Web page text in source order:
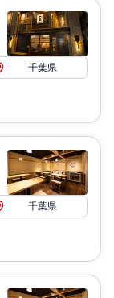
千葉県
千葉県